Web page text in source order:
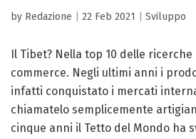
by Redazione 22 Feb 2021 Sviluppo
Il Tibet? Nella top 10 delle
commerce. Negli ultimi anni i
infatti conquistato i mercati
chiamatelo semplicemente
cinque anni il Tetto del Mondo ha